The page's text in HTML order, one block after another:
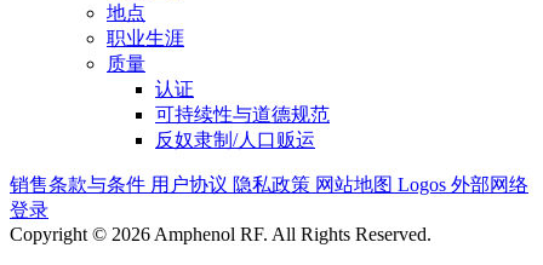
地点
职业生涯
质量
认证
可持续性与道德规范
反奴隶制/人口贩运
销售条款与条件 用户协议 隐私政策 网站地图 Logos 外部网络
登录
Copyright © 2026 Amphenol RF. All Rights Reserved.